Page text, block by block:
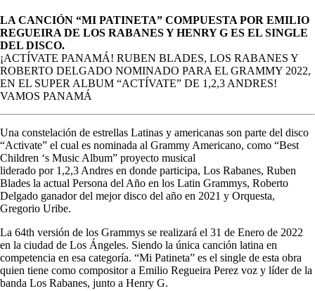
LA CANCIÓN “MI PATINETA” COMPUESTA POR EMILIO
REGUEIRA DE LOS RABANES Y HENRY G ES EL SINGLE
DEL DISCO.
¡ACTÍVATE PANAMÁ! RUBEN BLADES, LOS RABANES Y
ROBERTO DELGADO NOMINADO PARA EL GRAMMY 2022,
EN EL SUPER ALBUM “ACTÍVATE” DE 1,2,3 ANDRES!
VAMOS PANAMÁ
Una constelación de estrellas Latinas y americanas son parte del disco
“Activate” el cual es nominada al Grammy Americano, como “Best
Children ‘s Music Album” proyecto musical
liderado por 1,2,3 Andres en donde participa, Los Rabanes, Ruben
Blades la actual Persona del Año en los Latin Grammys, Roberto
Delgado ganador del mejor disco del año en 2021 y Orquesta,
Gregorio Uribe.
La 64th versión de los Grammys se realizará el 31 de Enero de 2022
en la ciudad de Los Ángeles. Siendo la única canción latina en
competencia en esa categoría. “Mi Patineta” es el single de esta obra
quien tiene como compositor a Emilio Regueira Perez voz y líder de la
banda Los Rabanes, junto a Henry G.